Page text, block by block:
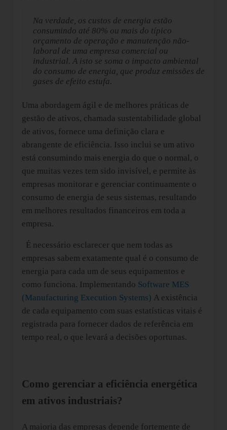
Na verdade, os custos de energia estão
consumindo até 80% ou mais do típico
orçamento de operação e manutenção não-
laboral de uma empresa comercial ou
industrial. A isto se soma o impacto ambiental
do consumo de energia, que produz emissões de
gases de efeito estufa.
Uma abordagem ágil e de melhores práticas de
gestão de ativos, chamada sustentabilidade global
de ativos, fornece uma definição clara e
abrangente de eficiência. Isso inclui se um ativo
está consumindo mais energia do que o normal, o
que muitas vezes tem sido invisível, e permite às
empresas monitorar e gerenciar continuamente o
consumo de energia de seus sistemas, resultando
em melhores resultados financeiros em toda a
empresa.
É necessário esclarecer que nem todas as
empresas sabem exatamente qual é o consumo de
energia para cada um de seus equipamentos e
como funciona. Implementando Software MES
(Manufacturing Execution Systems) A existência
de cada equipamento com suas estatísticas vitais é
registrada para fornecer dados de referência em
tempo real, o que levará a decisões oportunas.
Como gerenciar a eficiência energética
em ativos industriais?
A maioria das empresas depende fortemente de